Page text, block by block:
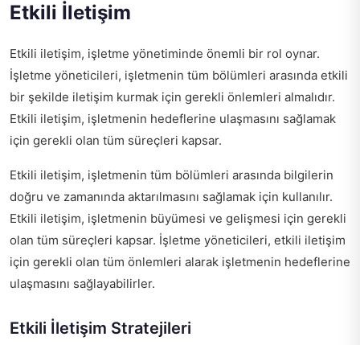
Etkili İletişim
Etkili iletişim, işletme yönetiminde önemli bir rol oynar.
İşletme yöneticileri, işletmenin tüm bölümleri arasında etkili
bir şekilde iletişim kurmak için gerekli önlemleri almalıdır.
Etkili iletişim, işletmenin hedeflerine ulaşmasını sağlamak
için gerekli olan tüm süreçleri kapsar.
Etkili iletişim, işletmenin tüm bölümleri arasında bilgilerin
doğru ve zamanında aktarılmasını sağlamak için kullanılır.
Etkili iletişim, işletmenin büyümesi ve gelişmesi için gerekli
olan tüm süreçleri kapsar. İşletme yöneticileri, etkili iletişim
için gerekli olan tüm önlemleri alarak işletmenin hedeflerine
ulaşmasını sağlayabilirler.
Etkili İletişim Stratejileri